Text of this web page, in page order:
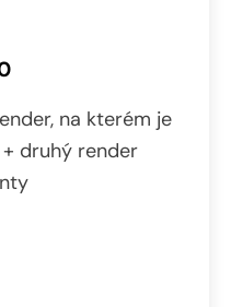
na kterém je
druhý render